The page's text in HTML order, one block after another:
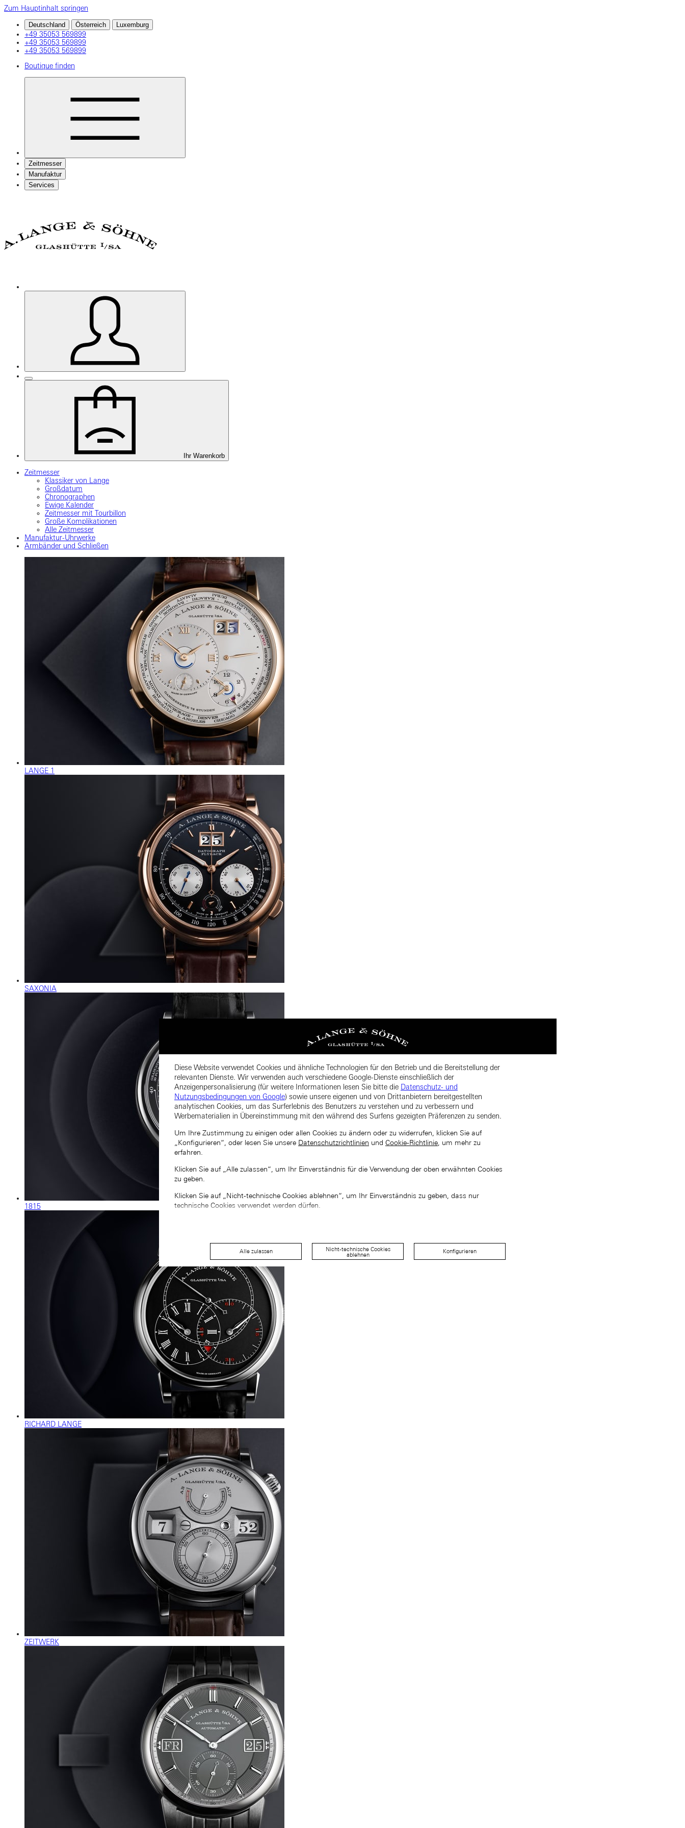
Zum Hauptinhalt springen
Deutschland Österreich Luxemburg
+49 35053 569899
+49 35053 569899
+49 35053 569899
Boutique finden
Zeitmesser
Manufaktur
Services
Ihr Warenkorb
Zeitmesser
Klassiker von Lange
Großdatum
Chronographen
Ewige Kalender
Zeitmesser mit Tourbillon
Große Komplikationen
Alle Zeitmesser
Manufaktur-Uhrwerke
Armbänder und Schließen
LANGE 1
SAXONIA
1815
RICHARD LANGE
ZEITWERK
Diese Website verwendet Cookies und ähnliche Technologien für den Betrieb und die Bereitstellung der
relevanten Dienste. Wir verwenden auch verschiedene Google-Dienste einschließlich der
Anzeigenpersonalisierung (für weitere Informationen lesen Sie bitte die Datenschutz- und
Nutzungsbedingungen von Google) sowie unsere eigenen und von Drittanbietern bereitgestellten
analytischen Cookies, um das Surferlebnis des Benutzers zu verstehen und zu verbessern und
Werbematerialien in Übereinstimmung mit den während des Surfens gezeigten Präferenzen zu senden.
Um Ihre Zustimmung zu einigen oder allen Cookies zu ändern oder zu widerrufen, klicken Sie auf
„Konfigurieren“, oder lesen Sie unsere Datenschutzrichtlinien und Cookie-Richtlinie, um mehr zu
erfahren.
Klicken Sie auf „Alle zulassen“, um Ihr Einverständnis für die Verwendung der oben erwähnten Cookies
zu geben.
Klicken Sie auf „Nicht-technische Cookies ablehnen“, um Ihr Einverständnis zu geben, dass nur
technische Cookies verwendet werden dürfen.
Alle zulassen
Nicht-technische Cookies
ablehnen
Konfigurieren